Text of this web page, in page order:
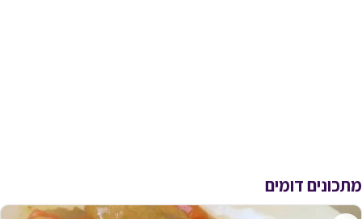
מתכונים דומים